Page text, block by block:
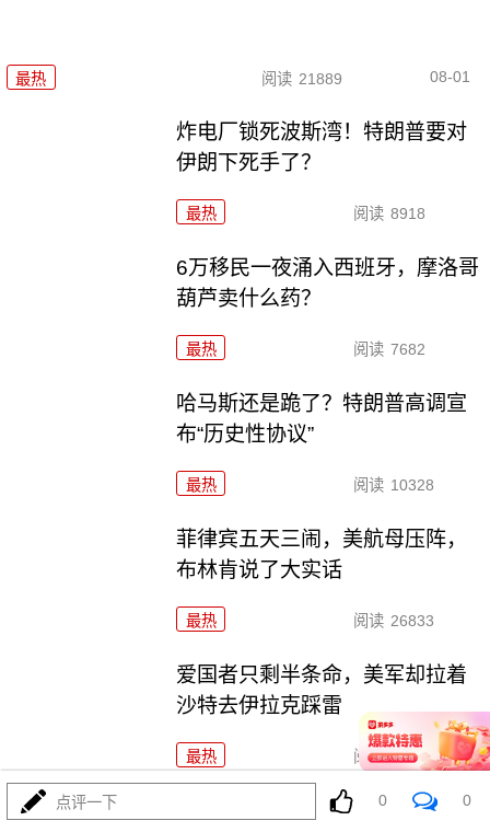
最热 阅读 21889 08-01
炸电厂锁死波斯湾！特朗普要对
伊朗下死手了？
最热 阅读 8918
6万移民一夜涌入西班牙，摩洛哥
葫芦卖什么药？
最热 阅读 7682
哈马斯还是跪了？特朗普高调宣
布“历史性协议”
最热 阅读 10328
菲律宾五天三闹，美航母压阵，
布林肯说了大实话
最热 阅读 26833
爱国者只剩半条命，美军却拉着
沙特去伊拉克踩雷
最热 阅读 11841
歼-36五架原型机轮番上天，美F-
点评一下 0 0